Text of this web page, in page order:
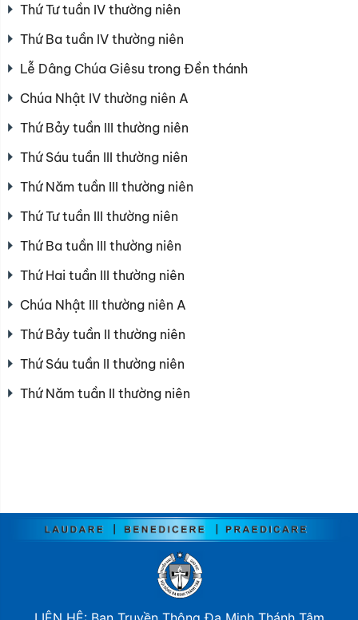
Thứ Tư tuần IV thường niên
Thứ Ba tuần IV thường niên
Lễ Dâng Chúa Giêsu trong Đền thánh
Chúa Nhật IV thường niên A
Thứ Bảy tuần III thường niên
Thứ Sáu tuần III thường niên
Thứ Năm tuần III thường niên
Thứ Tư tuần III thường niên
Thứ Ba tuần III thường niên
Thứ Hai tuần III thường niên
Chúa Nhật III thường niên A
Thứ Bảy tuần II thường niên
Thứ Sáu tuần II thường niên
Thứ Năm tuần II thường niên